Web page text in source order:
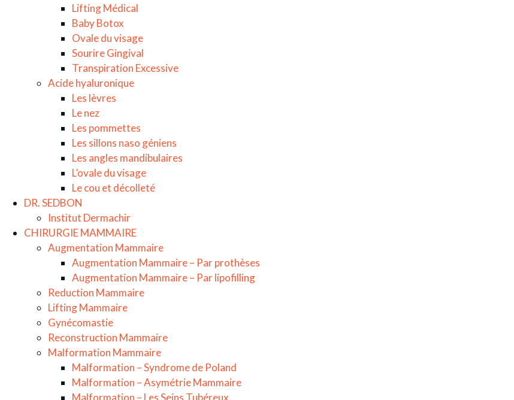
Lifting Médical
Baby Botox
Ovale du visage
Sourire Gingival
Transpiration Excessive
Acide hyaluronique
Les lèvres
Le nez
Les pommettes
Les sillons naso géniens
Les angles mandibulaires
L’ovale du visage
Le cou et décolleté
DR. SEDBON
Institut Dermachir
CHIRURGIE MAMMAIRE
Augmentation Mammaire
Augmentation Mammaire – Par prothèses
Augmentation Mammaire – Par lipofilling
Reduction Mammaire
Lifting Mammaire
Gynécomastie
Reconstruction Mammaire
Malformation Mammaire
Malformation – Syndrome de Poland
Malformation – Asymétrie Mammaire
Malformation – Les Seins Tubéreux